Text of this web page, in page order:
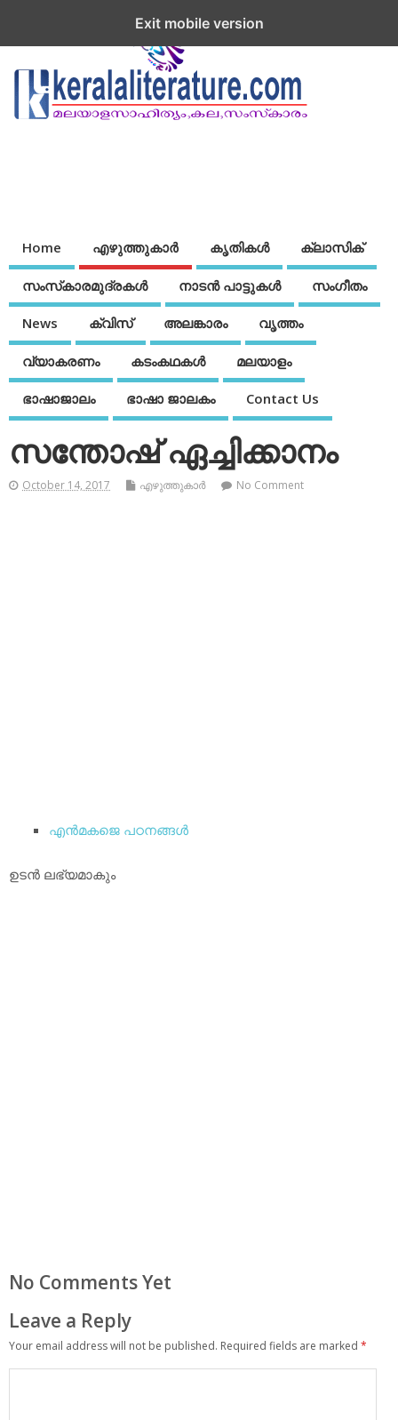
Home എഴുത്തുകാര്‍ കൃതികൾ ക്ലാസിക്
സംസ്‌കാരമുദ്രകള്‍ നാടന്‍ പാട്ടുകള്‍ സംഗീതം
News ക്വിസ് അലങ്കാരം വൃത്തം
വ്യാകരണം കടംകഥകള്‍ മലയാളം
ഭാഷാജാലം ഭാഷാ ജാലകം Contact Us
സന്തോഷ് ഏച്ചിക്കാനം
October 14, 2017 എഴുത്തുകാര്‍ No Comment
എന്‍മകജെ പഠനങ്ങള്‍
ഉടന്‍ ലഭ്യമാകും
No Comments Yet
Leave a Reply
Your email address will not be published. Required fields are marked *
Exit mobile version